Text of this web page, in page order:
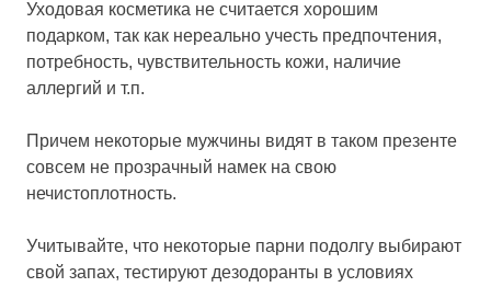
Уходовая косметика не считается хорошим
подарком, так как нереально учесть предпочтения,
потребность, чувствительность кожи, наличие
аллергий и т.п.
Причем некоторые мужчины видят в таком презенте
совсем не прозрачный намек на свою
нечистоплотность.
Учитывайте, что некоторые парни подолгу выбирают
свой запах, тестируют дезодоранты в условиях